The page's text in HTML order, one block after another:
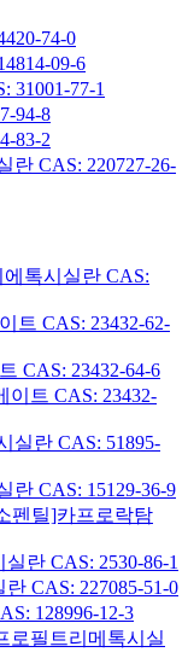
74-0
09-6
31001-77-1
94-8
83-2
란 CAS: 220727-26-
톡시실란 CAS:
트 CAS: 23432-62-
CAS: 23432-64-6
트 CAS: 23432-
실란 CAS: 51895-
CAS: 15129-36-9
펜틸]카프로락탐
란 CAS: 2530-86-1
CAS: 227085-51-0
128996-12-3
로필트리메톡시실